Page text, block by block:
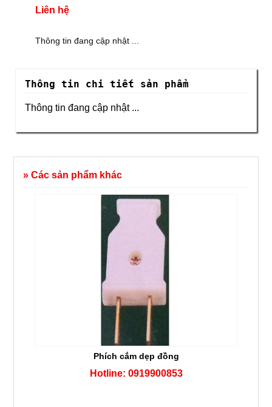
Liên hệ
Thông tin đang cập nhật ...
Thông tin chi tiết sản phẩm
Thông tin đang cập nhật ...
» Các sản phẩm khác
Phích cắm dẹp đồng
Hotline: 0919900853